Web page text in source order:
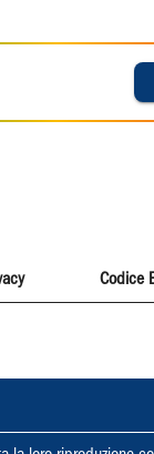
Codice